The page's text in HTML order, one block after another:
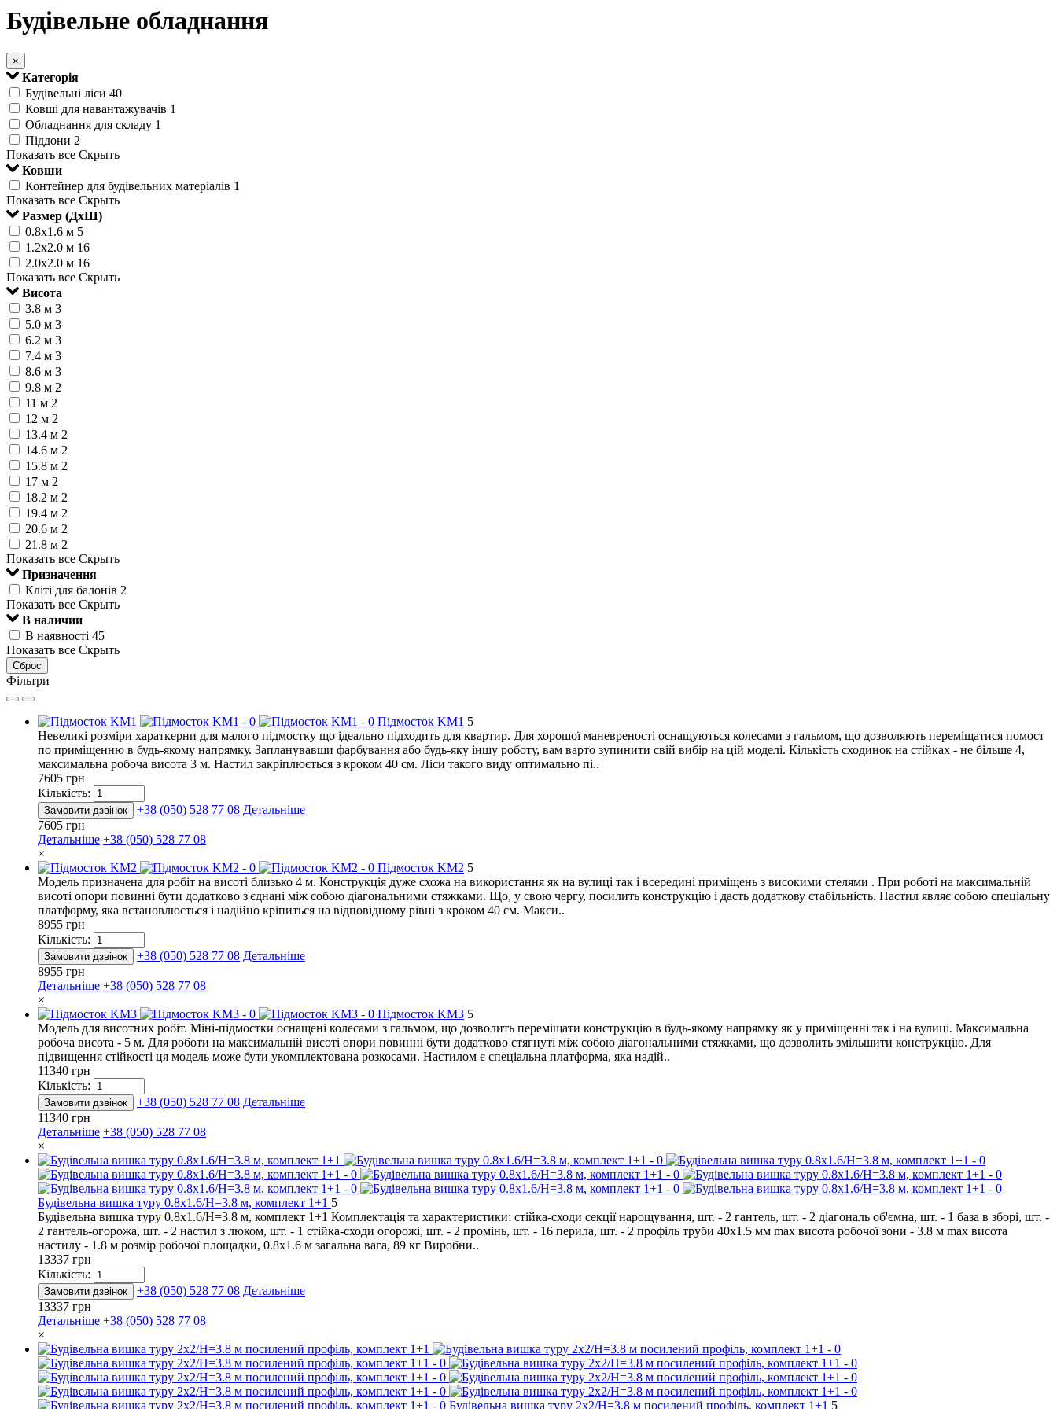
Будівельне обладнання
×
Категорія
Будівельні ліси 40
Ковші для навантажувачів 1
Обладнання для складу 1
Піддони 2
Показать все Скрыть
Ковши
Контейнер для будівельних матеріалів 1
Показать все Скрыть
Размер (ДхШ)
0.8х1.6 м 5
1.2х2.0 м 16
2.0х2.0 м 16
Показать все Скрыть
Висота
3.8 м 3
5.0 м 3
6.2 м 3
7.4 м 3
8.6 м 3
9.8 м 2
11 м 2
12 м 2
13.4 м 2
14.6 м 2
15.8 м 2
17 м 2
18.2 м 2
19.4 м 2
20.6 м 2
21.8 м 2
Показать все Скрыть
Призначення
Кліті для балонів 2
Показать все Скрыть
В наличии
В наявності 45
Показать все Скрыть
Сброс
Фільтри
Підмосток KM1 5
Невеликі розміри хараткерни для малого підмостку що ідеально підходить для квартир. Для хорошої маневреності оснащуються колесами з гальмом, що дозволяють переміщатися помост
по приміщенню в будь-якому напрямку. Запланувавши фарбування або будь-яку іншу роботу, вам варто зупинити свій вибір на цій моделі. Кількість сходинок на стійках - не більше 4,
максимальна робоча висота 3 м. Настил закріплюється з кроком 40 см. Ліси такого виду оптимально пі..
7605 грн
Кількість:
Замовити дзвінок +38 (050) 528 77 08 Детальніше
7605 грн
Детальніше +38 (050) 528 77 08
×
Підмосток KM2 5
Модель призначена для робіт на висоті близько 4 м. Конструкція дуже схожа на використання як на вулиці так і всередині приміщень з високими стелями . При роботі на максимальній
висоті опори повинні бути додатково з'єднані між собою діагональними стяжками. Що, у свою чергу, посилить конструкцію і дасть додаткову стабільність. Настил являє собою спеціальну
платформу, яка встановлюється і надійно кріпиться на відповідному рівні з кроком 40 см. Макси..
8955 грн
Кількість:
Замовити дзвінок +38 (050) 528 77 08 Детальніше
8955 грн
Детальніше +38 (050) 528 77 08
×
Підмосток KM3 5
Модель для висотних робіт. Міні-підмостки оснащені колесами з гальмом, що дозволить переміщати конструкцію в будь-якому напрямку як у приміщенні так і на вулиці. Максимальна
робоча висота - 5 м. Для роботи на максимальній висоті опори повинні бути додатково стягнуті між собою діагональними стяжками, що дозволить змільшити конструкцію. Для
підвищення стійкості ця модель може бути укомплектована розкосами. Настилом є спеціальна платформа, яка надій..
11340 грн
Кількість:
Замовити дзвінок +38 (050) 528 77 08 Детальніше
11340 грн
Детальніше +38 (050) 528 77 08
×
Будівельна вишка туру 0.8х1.6/Н=3.8 м, комплект 1+1 5
Будівельна вишка туру 0.8х1.6/Н=3.8 м, комплект 1+1 Комплектація та характеристики: стійка-сходи секції нарощування, шт. - 2 гантель, шт. - 2 діагональ об'ємна, шт. - 1 база в зборі, шт. -
2 гантель-огорожа, шт. - 2 настил з люком, шт. - 1 стійка-сходи огорожі, шт. - 2 промінь, шт. - 16 перила, шт. - 2 профіль труби 40х1.5 мм max висота робочої зони - 3.8 м max висота
настилу - 1.8 м розмір робочої площадки, 0.8х1.6 м загальна вага, 89 кг Виробни..
13337 грн
Кількість:
Замовити дзвінок +38 (050) 528 77 08 Детальніше
13337 грн
Детальніше +38 (050) 528 77 08
×
Будівельна вишка туру 2х2/Н=3.8 м посилений профіль, комплект 1+1 5